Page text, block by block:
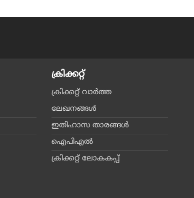
ക്രിക്കറ്റ്‌
ക്രിക്കറ്റ്‌ വാര്‍ത്ത
ലേഖനങ്ങള്‍
ഇതിഹാസ താരങ്ങള്‍
ഐപിഎല്‍
ക്രിക്കറ്റ് ലോകകപ്പ്